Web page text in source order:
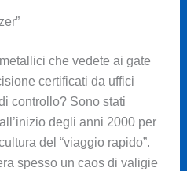
che vedete ai gate
certificati da uffici
controllo? Sono stati
degli anni 2000 per
del “viaggio rapido”.
spesso un caos di valigie